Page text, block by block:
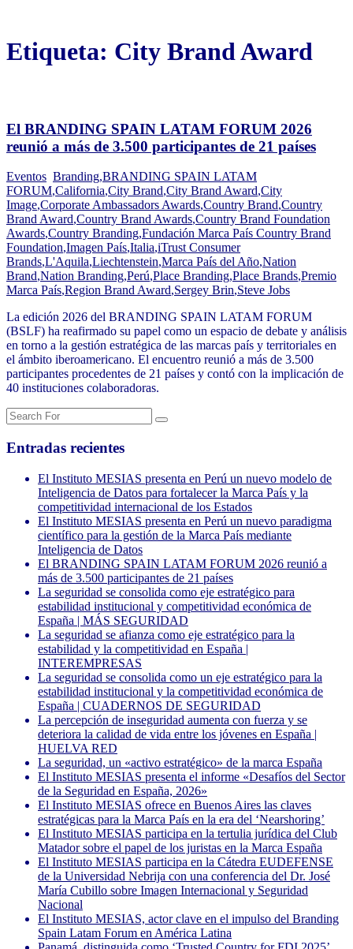
Etiqueta: City Brand Award
El BRANDING SPAIN LATAM FORUM 2026
reunió a más de 3.500 participantes de 21 países
Eventos Branding,BRANDING SPAIN LATAM
FORUM,California,City Brand,City Brand Award,City
Image,Corporate Ambassadors Awards,Country Brand,Country
Brand Award,Country Brand Awards,Country Brand Foundation
Awards,Country Branding,Fundación Marca País Country Brand
Foundation,Imagen País,Italia,iTrust Consumer
Brands,L'Aquila,Liechtenstein,Marca País del Año,Nation
Brand,Nation Branding,Perú,Place Branding,Place Brands,Premio
Marca País,Region Brand Award,Sergey Brin,Steve Jobs
La edición 2026 del BRANDING SPAIN LATAM FORUM
(BSLF) ha reafirmado su papel como un espacio de debate y análisis
en torno a la gestión estratégica de las marcas país y territoriales en
el ámbito iberoamericano. El encuentro reunió a más de 3.500
participantes procedentes de 21 países y contó con la implicación de
40 instituciones colaboradoras.
Entradas recientes
El Instituto MESIAS presenta en Perú un nuevo modelo de
Inteligencia de Datos para fortalecer la Marca País y la
competitividad internacional de los Estados
El Instituto MESIAS presenta en Perú un nuevo paradigma
científico para la gestión de la Marca País mediante
Inteligencia de Datos
El BRANDING SPAIN LATAM FORUM 2026 reunió a
más de 3.500 participantes de 21 países
La seguridad se consolida como eje estratégico para
estabilidad institucional y competitividad económica de
España | MÁS SEGURIDAD
La seguridad se afianza como eje estratégico para la
estabilidad y la competitividad en España |
INTEREMPRESAS
La seguridad se consolida como un eje estratégico para la
estabilidad institucional y la competitividad económica de
España | CUADERNOS DE SEGURIDAD
La percepción de inseguridad aumenta con fuerza y se
deteriora la calidad de vida entre los jóvenes en España |
HUELVA RED
La seguridad, un «activo estratégico» de la marca España
El Instituto MESIAS presenta el informe «Desafíos del Sector
de la Seguridad en España, 2026»
El Instituto MESIAS ofrece en Buenos Aires las claves
estratégicas para la Marca País en la era del ‘Nearshoring’
El Instituto MESIAS participa en la tertulia jurídica del Club
Matador sobre el papel de los juristas en la Marca España
El Instituto MESIAS participa en la Cátedra EUDEFENSE
de la Universidad Nebrija con una conferencia del Dr. José
María Cubillo sobre Imagen Internacional y Seguridad
Nacional
El Instituto MESIAS, actor clave en el impulso del Branding
Spain Latam Forum en América Latina